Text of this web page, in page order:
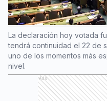
La declaración hoy votada
tendrá continuidad el 22 de
uno de los momentos más
nivel.
Ads